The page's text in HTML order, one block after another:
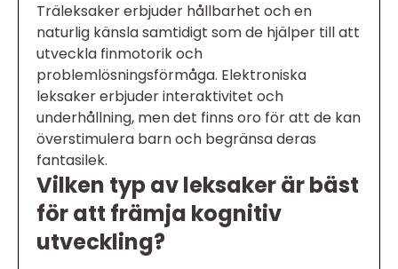
Träleksaker erbjuder hållbarhet och en
naturlig känsla samtidigt som de hjälper till att
utveckla finmotorik och
problemlösningsförmåga. Elektroniska
leksaker erbjuder interaktivitet och
underhållning, men det finns oro för att de kan
överstimulera barn och begränsa deras
fantasilek.
Vilken typ av leksaker är bäst
för att främja kognitiv
utveckling?